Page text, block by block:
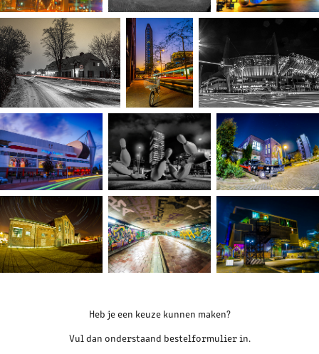
Heb je een keuze kunnen maken?
Vul dan onderstaand bestelformulier in.